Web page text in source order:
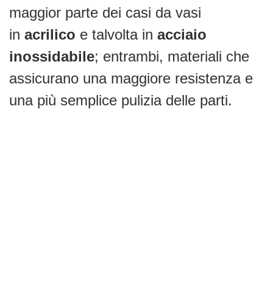
maggior parte dei casi da vasi
in acrilico e talvolta in acciaio
inossidabile; entrambi, materiali che
assicurano una maggiore resistenza e
una più semplice pulizia delle parti.